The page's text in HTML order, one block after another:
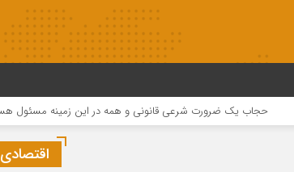
حجاب یک ضرورت شرعی قانونی و همه در این زمینه مسئول هستند
اقتصادی